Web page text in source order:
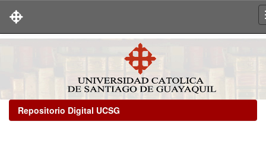
Repositorio Digital UCSG